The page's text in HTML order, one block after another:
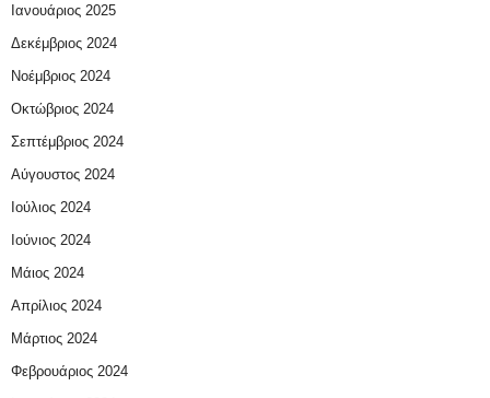
Ιανουάριος 2025
Δεκέμβριος 2024
Νοέμβριος 2024
Οκτώβριος 2024
Σεπτέμβριος 2024
Αύγουστος 2024
Ιούλιος 2024
Ιούνιος 2024
Μάιος 2024
Απρίλιος 2024
Μάρτιος 2024
Φεβρουάριος 2024